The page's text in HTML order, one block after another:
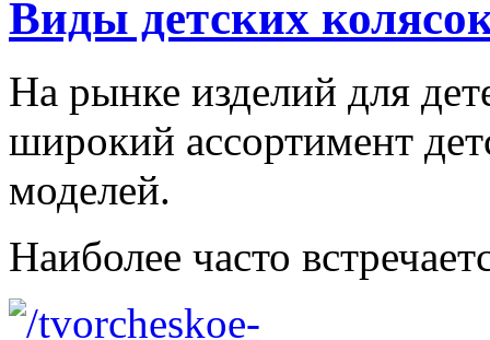
Виды детских
На рынке изделий для
широкий ассортимент
моделей.
Наиболее часто